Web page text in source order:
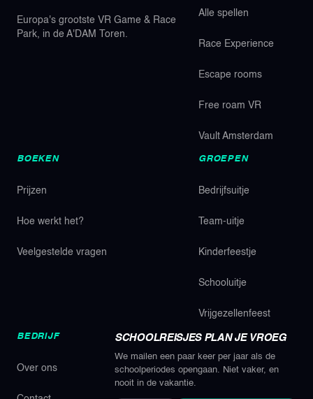
Europa's grootste VR Game & Race
Park, in de A'DAM Toren.
Alle spellen
Race Experience
Escape rooms
Free roam VR
Vault Amsterdam
BOEKEN
Prijzen
Hoe werkt het?
Veelgestelde vragen
GROEPEN
Bedrijfsuitje
Team-uitje
Kinderfeestje
Schooluitje
Vrijgezellenfeest
BEDRIJF
Over ons
SCHOOLREISJES PLAN JE VROEG
We mailen een paar keer per jaar als de
schoolperiodes opengaan. Niet vaker, en
nooit in de vakantie.